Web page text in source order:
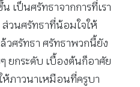
เป็นศรัทธาจากการที่เรา
วนศรัทธาที่น้อมใจให้
วศรัทธา ศรัทธาพวกนี้ยัง
ยกระดับ เบื้องต้นก็อาศัย
ห้ภาวนาเหมือนที่ครูบา